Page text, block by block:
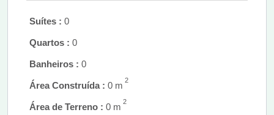
Suítes : 0
Quartos : 0
Banheiros : 0
Área Construída : 0 m 2
Área de Terreno : 0 m 2